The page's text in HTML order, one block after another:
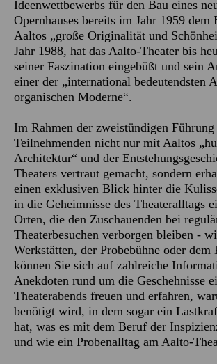
Ideenwettbewerbs für den Bau eines
Opernhauses bereits im Jahr 1959
Aaltos „große Originalität und
Jahr 1988, hat das Aalto-Theater bis
seiner Faszination eingebüßt und sein
einer der „international bedeutendsten
organischen Moderne“.
Im Rahmen der zweistündigen
Teilnehmenden nicht nur mit Aaltos
Architektur“ und der
Theaters vertraut gemacht, sondern
einen exklusiven Blick hinter die
in die Geheimnisse des Theateralltags
Orten, die den Zuschauenden bei
Theaterbesuchen verborgen bleiben -
Werkstätten, der Probebühne oder dem
können Sie sich auf zahlreiche
Anekdoten rund um die Geschehnisse
Theaterabends freuen und erfahren,
benötigt wird, in dem sogar ein
hat, was es mit dem Beruf der
und wie ein Probenalltag am Aalto-